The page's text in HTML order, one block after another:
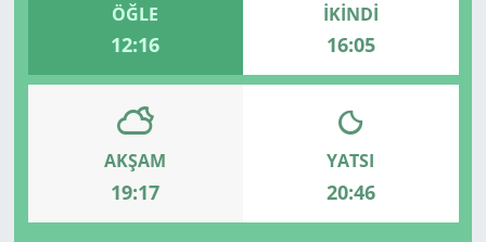
ÖĞLE
12:16
İKINDI
16:05
AKŞAM
19:17
YATSI
20:46
SİYASET
SPOR